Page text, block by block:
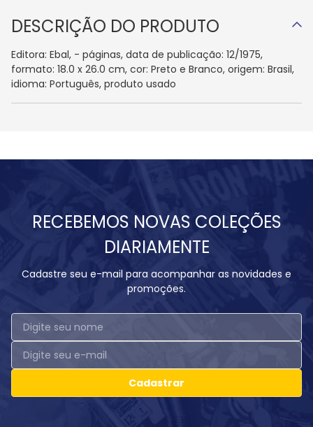
DESCRIÇÃO DO PRODUTO
Editora: Ebal, - páginas, data de publicação: 12/1975,
formato: 18.0 x 26.0 cm, cor: Preto e Branco, origem: Brasil,
idioma: Português, produto usado
RECEBEMOS NOVAS COLEÇÕES
DIARIAMENTE
Cadastre seu e-mail para acompanhar as novidades e
promoções.
Cadastrar